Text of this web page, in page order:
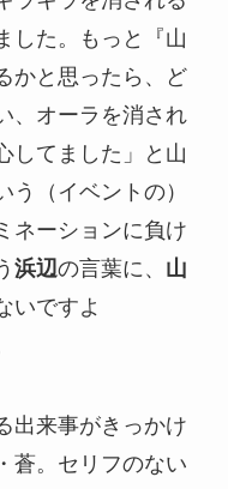
した。もっと『山
かと思ったら、ど
、オーラを消され
してました」と山
う（イベントの）
ネーションに負け
浜辺の言葉に、 山
いですよ
出来事がきっかけ
蒼。セリフのない